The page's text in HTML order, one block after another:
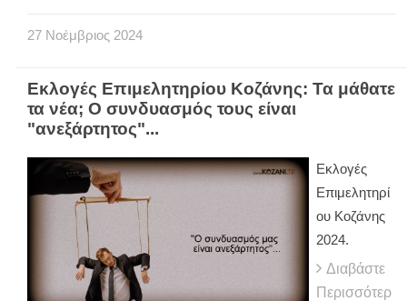
27 Νοέμβριος 2024
Εκλογές Επιμελητηρίου Κοζάνης: Τα μάθατε
τα νέα; Ο συνδυασμός τους είναι
"ανεξάρτητος"...
Εκλογές
Επιμελητηρί
ου Κοζάνης
2024.
Διαβάστε
Περισσότερ